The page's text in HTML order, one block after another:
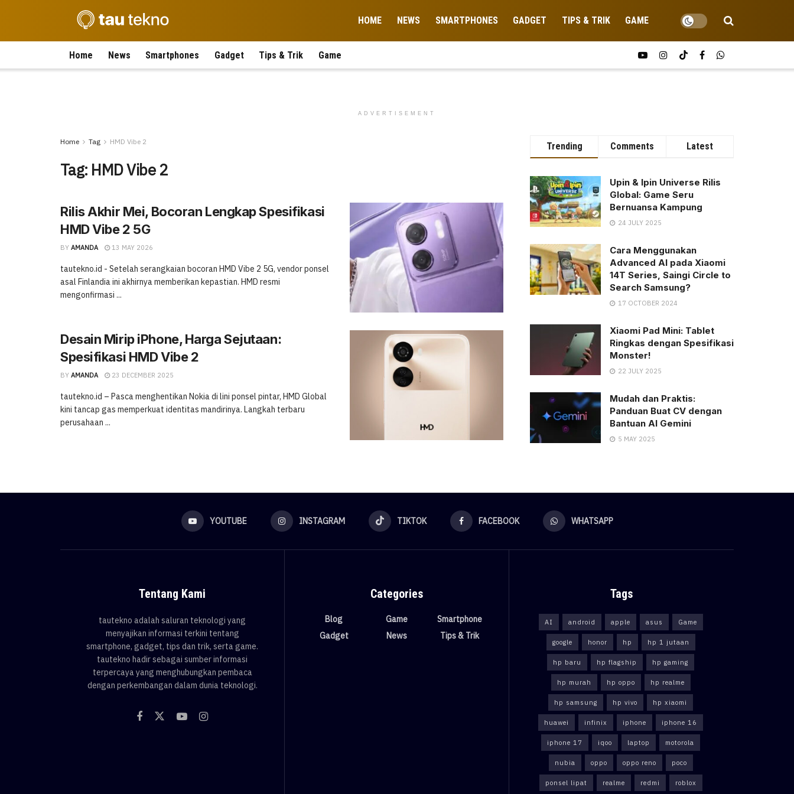
HOME NEWS SMARTPHONES GADGET TIPS & TRIK GAME
Home News Smartphones Gadget Tips & Trik Game
ADVERTISEMENT
Home Tag HMD Vibe 2
Tag: HMD Vibe 2
Rilis Akhir Mei, Bocoran Lengkap Spesifikasi
HMD Vibe 2 5G
BY AMANDA 13 MAY 2026
tautekno.id - Setelah serangkaian bocoran HMD Vibe 2 5G, vendor ponsel
asal Finlandia ini akhirnya memberikan kepastian. HMD resmi
mengonfirmasi ...
Desain Mirip iPhone, Harga Sejutaan:
Spesifikasi HMD Vibe 2
BY AMANDA 23 DECEMBER 2025
tautekno.id – Pasca menghentikan Nokia di lini ponsel pintar, HMD Global
kini tancap gas memperkuat identitas mandirinya. Langkah terbaru
perusahaan ...
Trending Comments Latest
Upin & Ipin Universe Rilis
Global: Game Seru
Bernuansa Kampung
24 JULY 2025
Cara Menggunakan
Advanced AI pada Xiaomi
14T Series, Saingi Circle to
Search Samsung?
17 OCTOBER 2024
Xiaomi Pad Mini: Tablet
Ringkas dengan Spesifikasi
Monster!
22 JULY 2025
Mudah dan Praktis:
Panduan Buat CV dengan
Bantuan AI Gemini
5 MAY 2025
YOUTUBE INSTAGRAM TIKTOK FACEBOOK WHATSAPP
Tentang Kami
tautekno adalah saluran teknologi yang
menyajikan informasi terkini tentang
smartphone, gadget, tips dan trik, serta game.
tautekno hadir sebagai sumber informasi
terpercaya yang menghubungkan pembaca
dengan perkembangan dalam dunia teknologi.
Categories
Blog
Gadget
Game
News
Smartphone
Tips & Trik
Tags
AI android apple asus Game
google honor hp hp 1 jutaan
hp baru hp flagship hp gaming
hp murah hp oppo hp realme
hp samsung hp vivo hp xiaomi
huawei infinix iphone iphone 16
iphone 17 iqoo laptop motorola
nubia oppo oppo reno poco
ponsel lipat realme redmi roblox